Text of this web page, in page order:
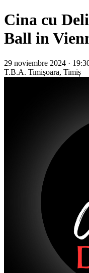
Cina cu
Ball in
29 noviembre 2024 ·
T.B.A. Timişoara, Timiș